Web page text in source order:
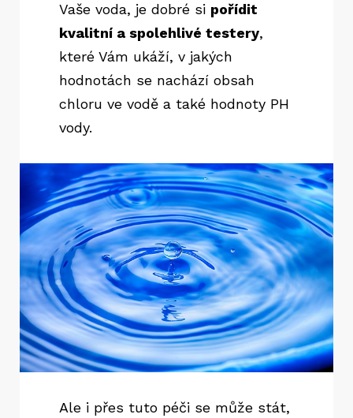
Vaše voda, je dobré si pořídit
kvalitní a spolehlivé testery,
které Vám ukáží, v jakých
hodnotách se nachází obsah
chloru ve vodě a také hodnoty PH
vody.
Ale i přes tuto péči se může stát,